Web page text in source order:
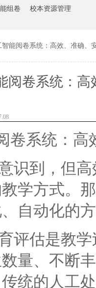
组卷 校本资源管理
智能阅卷系统：高效、准确、
阅卷系统：
卷系统：
到，但高
学方式。
自动化的
估是教学
量、不断
统的人工